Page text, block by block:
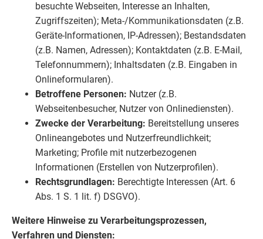
besuchte Webseiten, Interesse an Inhalten,
Zugriffszeiten); Meta-/Kommunikationsdaten (z.B.
Geräte-Informationen, IP-Adressen); Bestandsdaten
(z.B. Namen, Adressen); Kontaktdaten (z.B. E-Mail,
Telefonnummern); Inhaltsdaten (z.B. Eingaben in
Onlineformularen).
Betroffene Personen: Nutzer (z.B.
Webseitenbesucher, Nutzer von Onlinediensten).
Zwecke der Verarbeitung: Bereitstellung unseres
Onlineangebotes und Nutzerfreundlichkeit;
Marketing; Profile mit nutzerbezogenen
Informationen (Erstellen von Nutzerprofilen).
Rechtsgrundlagen: Berechtigte Interessen (Art. 6
Abs. 1 S. 1 lit. f) DSGVO).
Weitere Hinweise zu Verarbeitungsprozessen,
Verfahren und Diensten: